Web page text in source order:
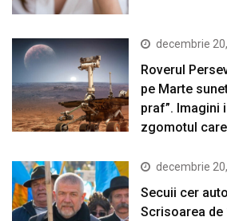
decembrie
Roverul
pe Marte
praf”. Imagini
zgomotul
decembrie
Secuii cer
Scrisoarea de